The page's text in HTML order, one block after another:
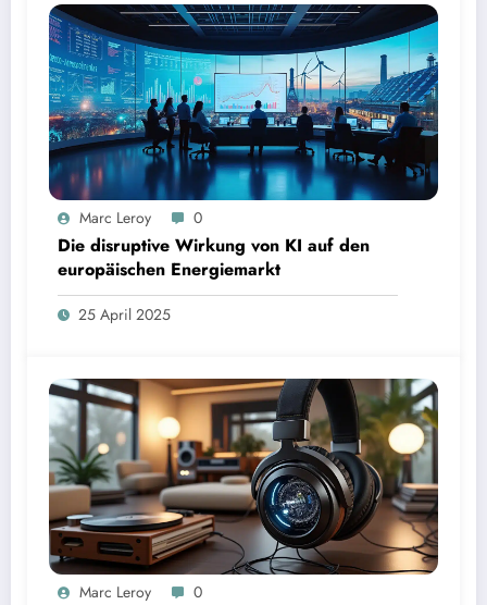
Marc Leroy 0
Die disruptive Wirkung von KI auf den
europäischen Energiemarkt
25 April 2025
Marc Leroy 0